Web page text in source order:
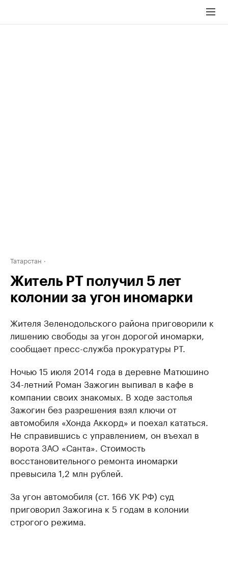
Татарстан
Житель РТ получил 5 лет
колонии за угон иномарки
Жителя Зеленодольского района приговорили к
лишению свободы за угон дорогой иномарки,
сообщает пресс-служба прокуратуры РТ.
Ночью 15 июля 2014 года в деревне Матюшино
34-летний Роман Зажогин выпивал в кафе в
компании своих знакомых. В ходе застолья
Зажогин без разрешения взял ключи от
автомобиля «Хонда Аккорд» и поехал кататься.
Не справившись с управлением, он въехал в
ворота ЗАО «Санта». Стоимость
восстановительного ремонта иномарки
превысила 1,2 млн рублей.
За угон автомобиля (ст. 166 УК РФ) суд
приговорил Зажогина к 5 годам в колонии
строгого режима.